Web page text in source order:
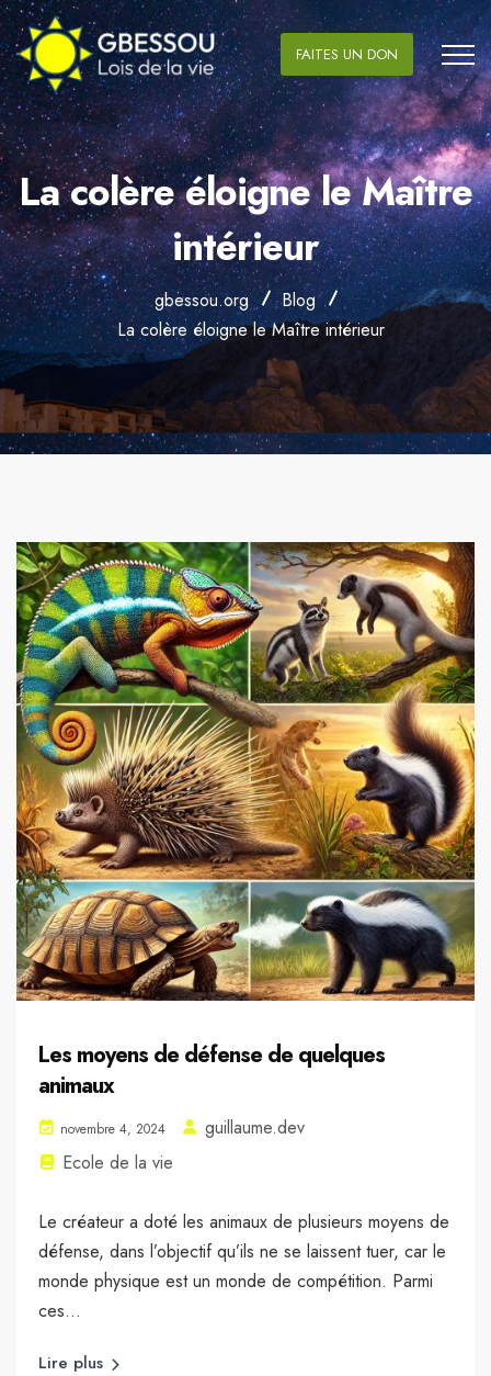
FAITES UN DON
La colère éloigne le Maître
intérieur
gbessou.org
Blog
La colère éloigne le Maître intérieur
Les moyens de défense de quelques
animaux
novembre 4, 2024
guillaume.dev
Ecole de la vie
Le créateur a doté les animaux de plusieurs moyens de
défense, dans l’objectif qu’ils ne se laissent tuer, car le
monde physique est un monde de compétition. Parmi
ces...
Lire plus